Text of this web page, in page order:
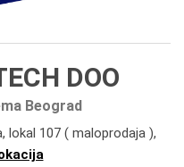
DOO
Beograd
lokal 107 ( maloprodaja ),